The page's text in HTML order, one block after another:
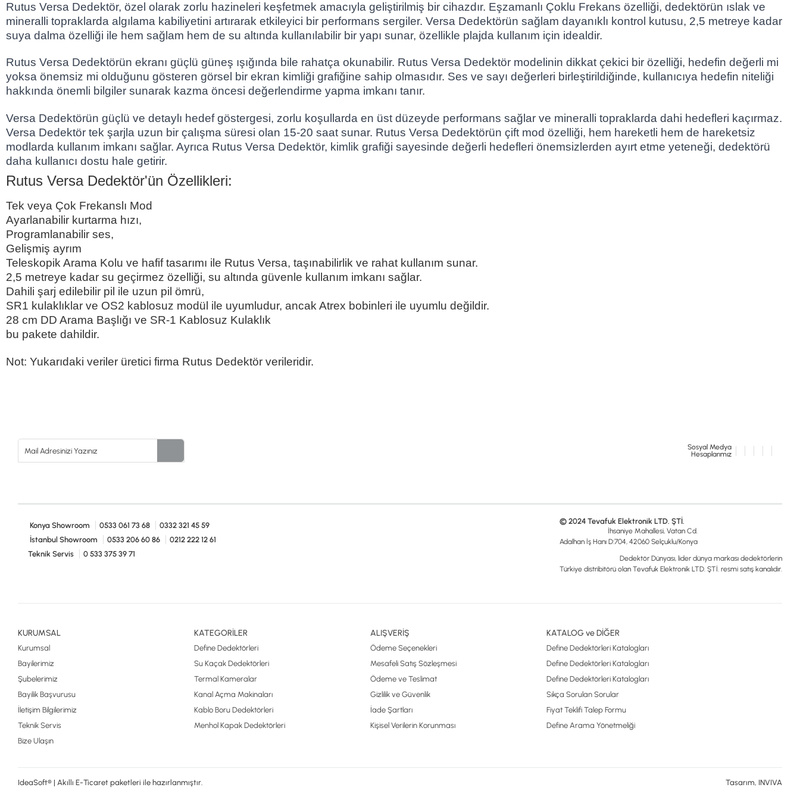
Rutus Versa Dedektör, özel olarak zorlu hazineleri keşfetmek amacıyla geliştirilmiş bir cihazdır. Eşzamanlı Çoklu Frekans özelliği, dedektörün ıslak ve
mineralli topraklarda algılama kabiliyetini artırarak etkileyici bir performans sergiler. Versa Dedektörün sağlam dayanıklı kontrol kutusu, 2,5 metreye kadar
suya dalma özelliği ile hem sağlam hem de su altında kullanılabilir bir yapı sunar, özellikle plajda kullanım için idealdir.
Rutus Versa Dedektörün ekranı güçlü güneş ışığında bile rahatça okunabilir. Rutus Versa Dedektör modelinin dikkat çekici bir özelliği, hedefin değerli mi
yoksa önemsiz mi olduğunu gösteren görsel bir ekran kimliği grafiğine sahip olmasıdır. Ses ve sayı değerleri birleştirildiğinde, kullanıcıya hedefin niteliği
hakkında önemli bilgiler sunarak kazma öncesi değerlendirme yapma imkanı tanır.
Versa Dedektörün güçlü ve detaylı hedef göstergesi, zorlu koşullarda en üst düzeyde performans sağlar ve mineralli topraklarda dahi hedefleri kaçırmaz.
Versa Dedektör tek şarjla uzun bir çalışma süresi olan 15-20 saat sunar. Rutus Versa Dedektörün çift mod özelliği, hem hareketli hem de hareketsiz
modlarda kullanım imkanı sağlar. Ayrıca Rutus Versa Dedektör, kimlik grafiği sayesinde değerli hedefleri önemsizlerden ayırt etme yeteneği, dedektörü
daha kullanıcı dostu hale getirir.
Rutus Versa Dedektör'ün Özellikleri:
Tek veya Çok Frekanslı Mod
Ayarlanabilir kurtarma hızı,
Programlanabilir ses,
Gelişmiş ayrım
Teleskopik Arama Kolu ve hafif tasarımı ile Rutus Versa, taşınabilirlik ve rahat kullanım sunar.
2,5 metreye kadar su geçirmez özelliği, su altında güvenle kullanım imkanı sağlar.
Dahili şarj edilebilir pil ile uzun pil ömrü,
SR1 kulaklıklar ve OS2 kablosuz modül ile uyumludur, ancak Atrex bobinleri ile uyumlu değildir.
28 cm DD Arama Başlığı ve SR-1 Kablosuz Kulaklık
bu pakete dahildir.
Not: Yukarıdaki veriler üretici firma Rutus Dedektör verileridir.
Sosyal Medya
Hesaplarımız
Konya Showroom 0533 061 73 68
0332 321 45 59
İstanbul Showroom
0533 206 60 86
0212 222 12 61
Teknik Servis
0 533 375 39 71
© 2024 Tevafuk Elektronik LTD. ŞTİ.
İhsaniye Mahallesi, Vatan Cd.
Adalhan İş Hanı D:704, 42060 Selçuklu/Konya
Dedektör Dünyası, lider dünya markası dedektörlerin
Türkiye distribitörü olan Tevafuk Elektronik LTD. ŞTİ. resmi satış kanalıdır.
KURUMSAL
Kurumsal
Bayilerimiz
Şubelerimiz
Bayilik Başvurusu
İletişim Bilgilerimiz
Teknik Servis
Bize Ulaşın
KATEGORİLER
Define Dedektörleri
Su Kaçak Dedektörleri
Termal Kameralar
Kanal Açma Makinaları
Kablo Boru Dedektörleri
Menhol Kapak Dedektörleri
ALIŞVERİŞ
Ödeme Seçenekleri
Mesafeli Satış Sözleşmesi
Ödeme ve Teslimat
Gizlilik ve Güvenlik
İade Şartları
Kişisel Verilerin Korunması
KATALOG ve DİĞER
Define Dedektörleri Katalogları
Define Dedektörleri Katalogları
Define Dedektörleri Katalogları
Sıkça Sorulan Sorular
Fiyat Teklifi Talep Formu
Define Arama Yönetmeliği
IdeaSoft® | Akıllı E-Ticaret paketleri ile hazırlanmıştır. Tasarım, INVIVA